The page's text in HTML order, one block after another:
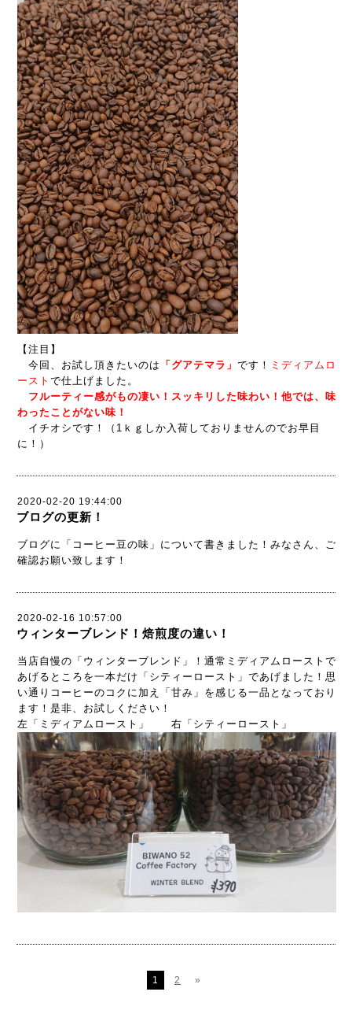
【注目】
今回、お試し頂きたいのは 「グアテマラ」 です！ ミディアムロ
ースト で仕上げました。
フルーティー感がもの凄い！スッキリした味わい！他では、味
わったことがない味！
イチオシです！（1ｋｇしか入荷しておりませんのでお早目
に！）
2020-02-20 19:44:00
ブログの更新！
ブログに「コーヒー豆の味」について書きました！みなさん、ご
確認お願い致します！
2020-02-16 10:57:00
ウィンターブレンド！焙煎度の違い！
当店自慢の「ウィンターブレンド」！通常ミディアムローストで
あげるところを一本だけ「シティーロースト」であげました！思
い通りコーヒーのコクに加え「甘み」を感じる一品となっており
ます！是非、お試しください！
左「ミディアムロースト」 右「シティーロースト」
1 2 »